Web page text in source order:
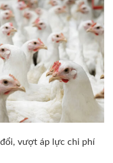
vượt áp lực chi phí